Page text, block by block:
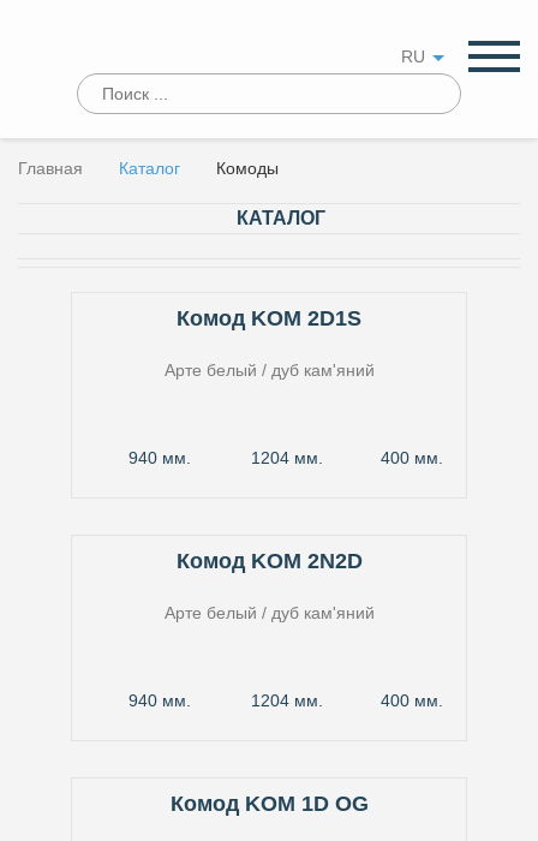
RU
Главная Каталог Комоды
КАТАЛОГ
Комод KOM 2D1S
Арте белый / дуб кам'яний
940 мм. 1204 мм. 400 мм.
Комод KOM 2N2D
Арте белый / дуб кам'яний
940 мм. 1204 мм. 400 мм.
Комод KOM 1D OG